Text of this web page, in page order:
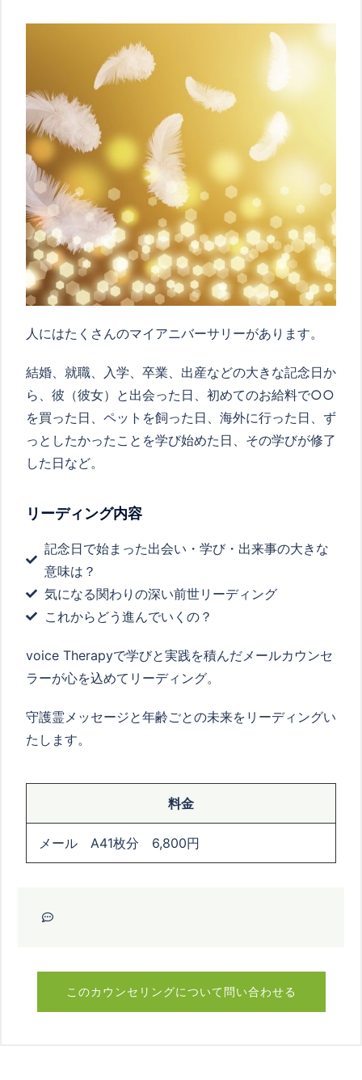
人にはたくさんのマイアニバーサリーがあります。
結婚、就職、入学、卒業、出産などの大きな記念日か
ら、彼（彼女）と出会った日、初めてのお給料で○○
を買った日、ペットを飼った日、海外に行った日、ず
っとしたかったことを学び始めた日、その学びが修了
した日など。
リーディング内容
記念日で始まった出会い・学び・出来事の大きな
意味は？
気になる関わりの深い前世リーディング
これからどう進んでいくの？
voice Therapyで学びと実践を積んだメールカウンセ
ラーが心を込めてリーディング。
守護霊メッセージと年齢ごとの未来をリーディングい
たします。
料金
メール A41枚分 6,800円
このカウンセリングについて問い合わせる